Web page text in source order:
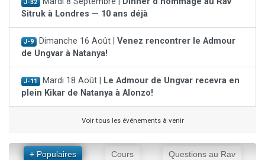
J-32
Sitruk à Londres — 10 ans déjà
J-9 Dimanche 16 Août | Venez rencontrer le Admour
de Ungvar à Natanya!
J-11 Mardi 18 Août |
Le Admour de Ungvar recevra en
plein Kikar de Natanya à Alonzo!
Voir tous les événements à venir
+ Populaires Cours Questions au Rav